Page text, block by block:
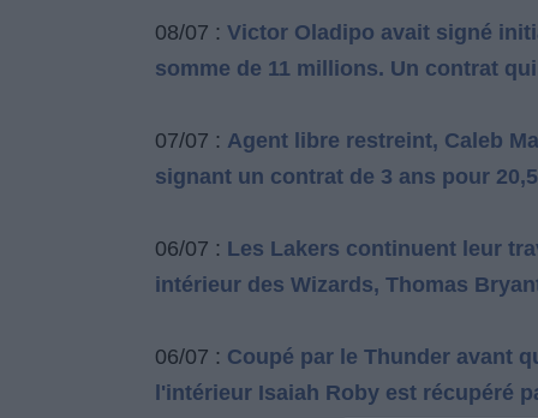
08/07 : Victor Oladipo avait signé
somme de 11 millions. Un contrat
07/07 : Agent libre restreint, Caleb
signant un contrat de 3 ans pour
06/07 : Les Lakers continuent leur
intérieur des Wizards, Thomas
06/07 : Coupé par le Thunder avant
l'intérieur Isaiah Roby est récupéré